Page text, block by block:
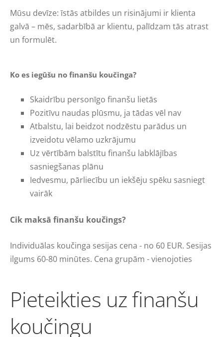
Mūsu devīze: īstās atbildes un risinājumi ir klienta
galvā – mēs, sadarbībā ar klientu, palīdzam tās atrast
un formulēt.
Ko es iegūšu no finanšu koučinga?
Skaidrību personīgo finanšu lietās
Pozitīvu naudas plūsmu, ja tādas vēl nav
Atbalstu, lai beidzot nodzēstu parādus un
izveidotu vēlamo uzkrājumu
Uz vērtībām balstītu finanšu labklājības
sasniegšanas plānu
Iedvesmu, pārliecību un iekšēju spēku sasniegt
vairāk
Cik maksā finanšu koučings?
Individuālas koučinga sesijas cena - no 60 EUR. Sesijas
ilgums 60-80 minūtes. Cena grupām - vienojoties
Pieteikties uz finanšu
koučingu